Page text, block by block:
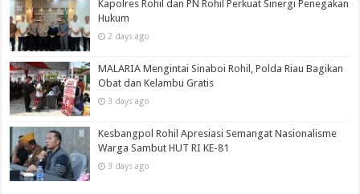
Kapolres Rohil dan PN Rohil Perkuat Sinergi Penegakan
Hukum
2 days ago
MALARIA Mengintai Sinaboi Rohil, Polda Riau Bagikan
Obat dan Kelambu Gratis
3 days ago
Kesbangpol Rohil Apresiasi Semangat Nasionalisme
Warga Sambut HUT RI KE-81
3 days ago